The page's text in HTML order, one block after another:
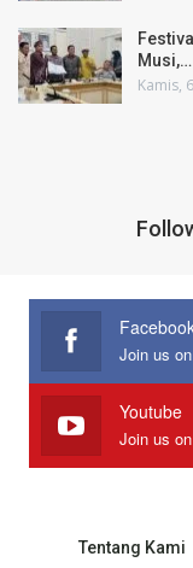
Musi,…
Kamis,
Youtube
Join us
Tentang Kami